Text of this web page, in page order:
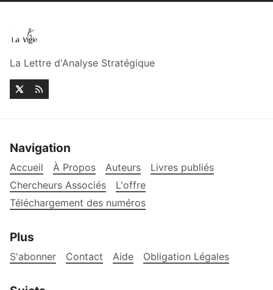
La Lettre d'Analyse Stratégique
Navigation
Accueil À Propos Auteurs
Livres publiés
Chercheurs Associés
L'offre
Téléchargement des numéros
Plus
S'abonner Contact Aide Obligation Légales